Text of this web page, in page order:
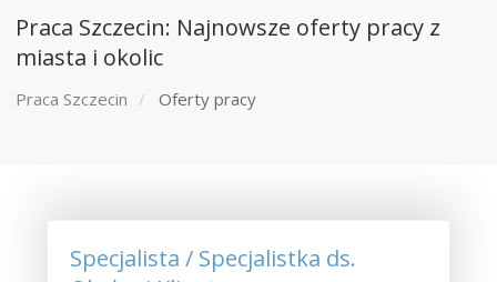
Praca Szczecin: Najnowsze oferty pracy z
miasta i okolic
Praca Szczecin Oferty pracy
Specjalista / Specjalistka ds.